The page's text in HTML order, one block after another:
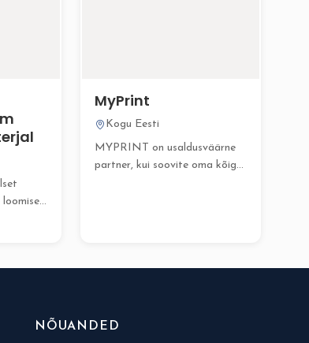
loomise
MyPrint
Kogu Eesti
MYPRINT on usaldusväärne
partner, kui soovite oma kõige
NÕUANDED